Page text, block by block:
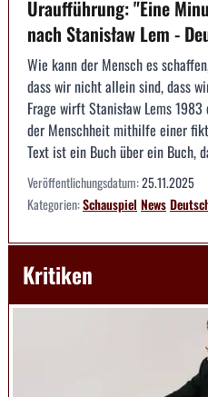
Uraufführung: "Eine
nach Stanisław Lem -
Wie kann der Mensch es
dass wir nicht allein sind, dass
Frage wirft Stanisław Lems
der Menschheit mithilfe einer
Text ist ein Buch über ein Buch,
Veröffentlichungsdatum:25.11.2025
Kategorien:Schauspiel News
Kritiken